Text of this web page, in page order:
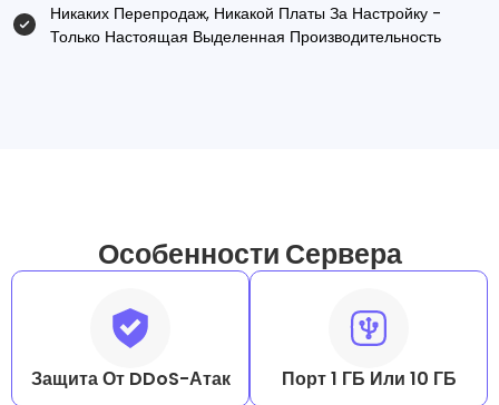
Никаких Перепродаж, Никакой Платы За Настройку -
Только Настоящая Выделенная Производительность
Особенности Сервера
Защита От DDoS-Атак Порт 1 ГБ Или 10 ГБ